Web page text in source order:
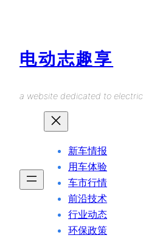
电动志趣享
a website dedicated to electric
新车情报
用车体验
车市行情
前沿技术
行业动态
环保政策